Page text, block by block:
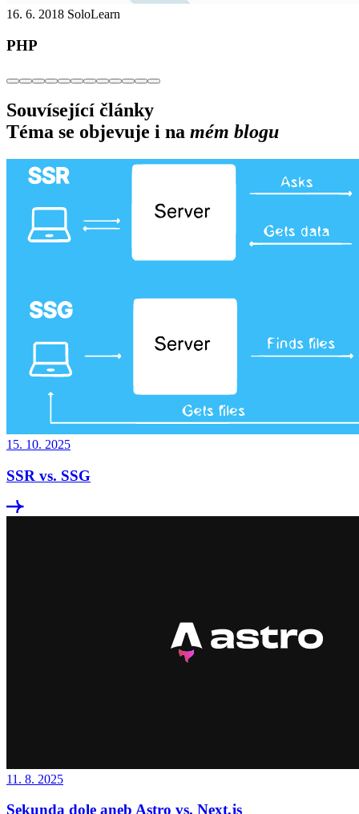
16. 6. 2018 SoloLearn
PHP
Souvísející články
Téma se objevuje i na mém blogu
15. 10. 2025
SSR vs. SSG
11. 8. 2025
Sekunda dole aneb Astro vs. Next.js